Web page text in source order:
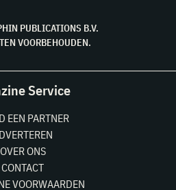
PUBLICATIONS B.V.
VOORBEHOUDEN.
Service
EEN PARTNER
OVER ONS
CONTACT
VOORWAARDEN